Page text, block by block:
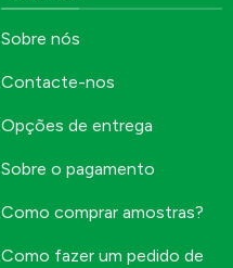
Sobre nós
Contacte-nos
Opções de entrega
Sobre o pagamento
Como comprar amostras?
Como fazer um pedido de